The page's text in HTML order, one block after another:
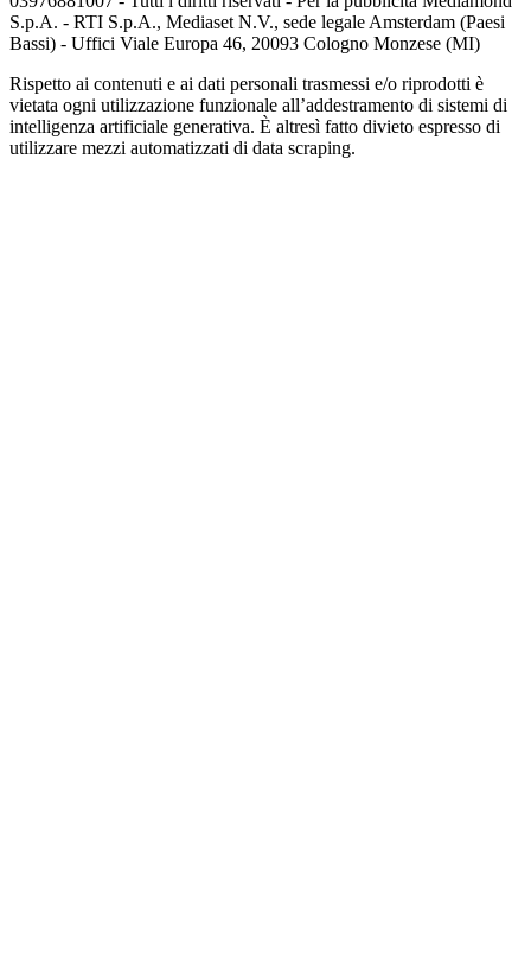
S.p.A. - RTI S.p.A., Mediaset N.V., sede legale Amsterdam (Paesi
Bassi) - Uffici Viale Europa 46, 20093 Cologno Monzese (MI)
Rispetto ai contenuti e ai dati personali trasmessi e/o riprodotti è
vietata ogni utilizzazione funzionale all’addestramento di sistemi di
intelligenza artificiale generativa. È altresì fatto divieto espresso di
utilizzare mezzi automatizzati di data scraping.